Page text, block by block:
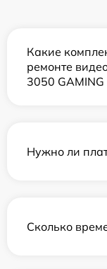
Какие
ремонте
3050 GAMING
Нужно ли
Сколько